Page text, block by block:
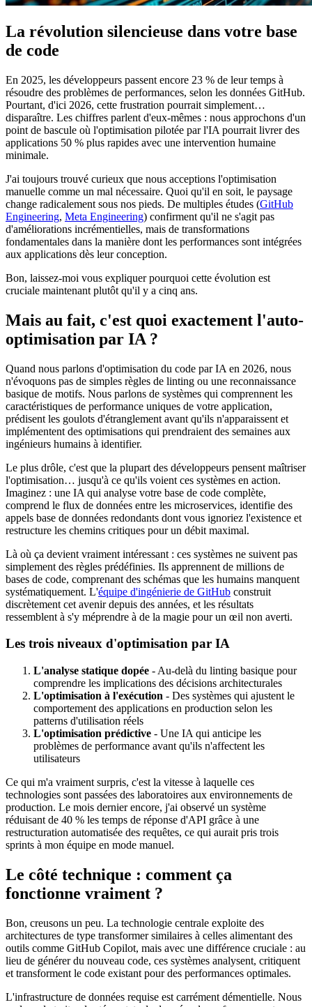
La révolution silencieuse dans votre base
de code
En 2025, les développeurs passent encore 23 % de leur temps à
résoudre des problèmes de performances, selon les données GitHub.
Pourtant, d'ici 2026, cette frustration pourrait simplement…
disparaître. Les chiffres parlent d'eux-mêmes : nous approchons d'un
point de bascule où l'optimisation pilotée par l'IA pourrait livrer des
applications 50 % plus rapides avec une intervention humaine
minimale.
J'ai toujours trouvé curieux que nous acceptions l'optimisation
manuelle comme un mal nécessaire. Quoi qu'il en soit, le paysage
change radicalement sous nos pieds. De multiples études (GitHub
Engineering, Meta Engineering) confirment qu'il ne s'agit pas
d'améliorations incrémentielles, mais de transformations
fondamentales dans la manière dont les performances sont intégrées
aux applications dès leur conception.
Bon, laissez-moi vous expliquer pourquoi cette évolution est
cruciale maintenant plutôt qu'il y a cinq ans.
Mais au fait, c'est quoi exactement l'auto-
optimisation par IA ?
Quand nous parlons d'optimisation du code par IA en 2026, nous
n'évoquons pas de simples règles de linting ou une reconnaissance
basique de motifs. Nous parlons de systèmes qui comprennent les
caractéristiques de performance uniques de votre application,
prédisent les goulots d'étranglement avant qu'ils n'apparaissent et
implémentent des optimisations qui prendraient des semaines aux
ingénieurs humains à identifier.
Le plus drôle, c'est que la plupart des développeurs pensent maîtriser
l'optimisation… jusqu'à ce qu'ils voient ces systèmes en action.
Imaginez : une IA qui analyse votre base de code complète,
comprend le flux de données entre les microservices, identifie des
appels base de données redondants dont vous ignoriez l'existence et
restructure les chemins critiques pour un débit maximal.
Là où ça devient vraiment intéressant : ces systèmes ne suivent pas
simplement des règles prédéfinies. Ils apprennent de millions de
bases de code, comprenant des schémas que les humains manquent
systématiquement. L'équipe d'ingénierie de GitHub construit
discrètement cet avenir depuis des années, et les résultats
ressemblent à s'y méprendre à de la magie pour un œil non averti.
Les trois niveaux d'optimisation par IA
L'analyse statique dopée - Au-delà du linting basique pour
comprendre les implications des décisions architecturales
L'optimisation à l'exécution - Des systèmes qui ajustent le
comportement des applications en production selon les
patterns d'utilisation réels
L'optimisation prédictive - Une IA qui anticipe les
problèmes de performance avant qu'ils n'affectent les
utilisateurs
Ce qui m'a vraiment surpris, c'est la vitesse à laquelle ces
technologies sont passées des laboratoires aux environnements de
production. Le mois dernier encore, j'ai observé un système
réduisant de 40 % les temps de réponse d'API grâce à une
restructuration automatisée des requêtes, ce qui aurait pris trois
sprints à mon équipe en mode manuel.
Le côté technique : comment ça
fonctionne vraiment ?
Bon, creusons un peu. La technologie centrale exploite des
architectures de type transformer similaires à celles alimentant des
outils comme GitHub Copilot, mais avec une différence cruciale : au
lieu de générer du nouveau code, ces systèmes analysent, critiquent
et transforment le code existant pour des performances optimales.
L'infrastructure de données requise est carrément démentielle. Nous